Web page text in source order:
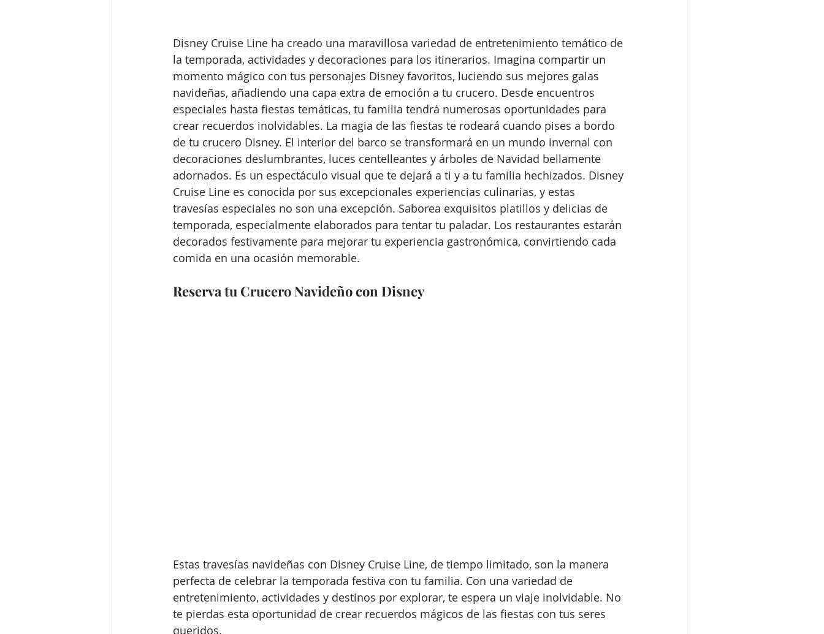
Disney Cruise Line ha creado una maravillosa variedad de entretenimiento temático de
la temporada, actividades y decoraciones para los itinerarios. Imagina compartir un
momento mágico con tus personajes Disney favoritos, luciendo sus mejores galas
navideñas, añadiendo una capa extra de emoción a tu crucero. Desde encuentros
especiales hasta fiestas temáticas, tu familia tendrá numerosas oportunidades para
crear recuerdos inolvidables. La magia de las fiestas te rodeará cuando pises a bordo
de tu crucero Disney. El interior del barco se transformará en un mundo invernal con
decoraciones deslumbrantes, luces centelleantes y árboles de Navidad bellamente
adornados. Es un espectáculo visual que te dejará a ti y a tu familia hechizados. Disney
Cruise Line es conocida por sus excepcionales experiencias culinarias, y estas
travesías especiales no son una excepción. Saborea exquisitos platillos y delicias de
temporada, especialmente elaborados para tentar tu paladar. Los restaurantes estarán
decorados festivamente para mejorar tu experiencia gastronómica, convirtiendo cada
comida en una ocasión memorable.
Reserva tu Crucero Navideño con Disney
Estas travesías navideñas con Disney Cruise Line, de tiempo limitado, son la manera
perfecta de celebrar la temporada festiva con tu familia. Con una variedad de
entretenimiento, actividades y destinos por explorar, te espera un viaje inolvidable. No
te pierdas esta oportunidad de crear recuerdos mágicos de las fiestas con tus seres
queridos.